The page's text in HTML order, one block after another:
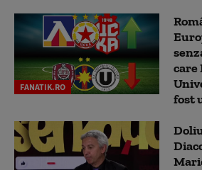
FANATIK.RO
care
fost